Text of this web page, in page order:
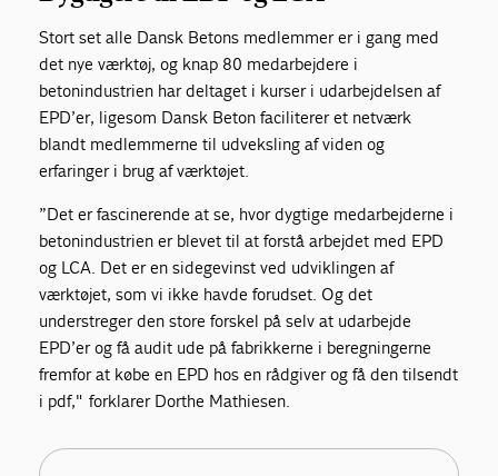
Stort set alle Dansk Betons medlemmer er i gang med
det nye værktøj, og knap 80 medarbejdere i
betonindustrien har deltaget i kurser i udarbejdelsen af
EPD’er, ligesom Dansk Beton faciliterer et netværk
blandt medlemmerne til udveksling af viden og
erfaringer i brug af værktøjet.
”Det er fascinerende at se, hvor dygtige medarbejderne i
betonindustrien er blevet til at forstå arbejdet med EPD
og LCA. Det er en sidegevinst ved udviklingen af
værktøjet, som vi ikke havde forudset. Og det
understreger den store forskel på selv at udarbejde
EPD’er og få audit ude på fabrikkerne i beregningerne
fremfor at købe en EPD hos en rådgiver og få den tilsendt
i pdf," forklarer Dorthe Mathiesen.